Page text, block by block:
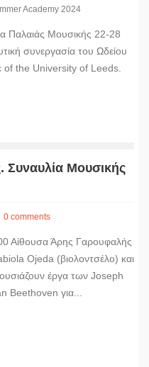
Academy 2024
Παλαιάς Μουσικής 22-28
συνεργασία του Ωδείου
the University of Leeds.
Συναυλία Μουσικής
0 comments
Αίθουσα Άρης Γαρουφαλής
Ojeda (βιολοντσέλο) και
έργα των Joseph
Beethoven για...